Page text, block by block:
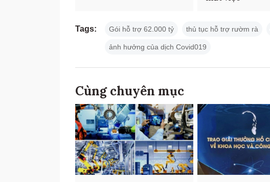
Tags: Gói hỗ trợ 62.000 tỷ thủ tục hỗ trợ rườm rà
ảnh hưởng của dịch Covid019
Cùng chuyên mục